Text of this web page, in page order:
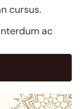
cursus.
ac